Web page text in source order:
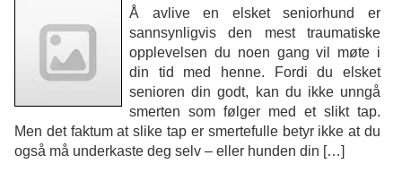
Å avlive en elsket seniorhund er
sannsynligvis den mest traumatiske
opplevelsen du noen gang vil møte i
din tid med henne. Fordi du elsket
senioren din godt, kan du ikke unngå
smerten som følger med et slikt tap.
Men det faktum at slike tap er smertefulle betyr ikke at du
også må underkaste deg selv – eller hunden din […]